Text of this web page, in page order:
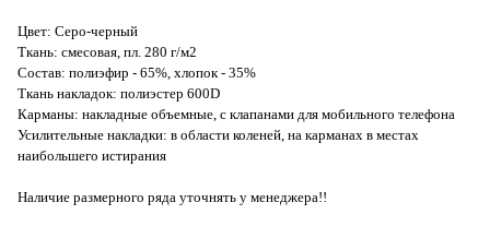
Цвет: Серо-черный
Ткань: смесовая, пл. 280 г/м2
Состав: полиэфир - 65%, хлопок - 35%
Ткань накладок: полиэстер 600D
Карманы: накладные объемные, с клапанами для мобильного телефона
Усилительные накладки: в области коленей, на карманах в местах
наибольшего истирания
Наличие размерного ряда уточнять у менеджера!!